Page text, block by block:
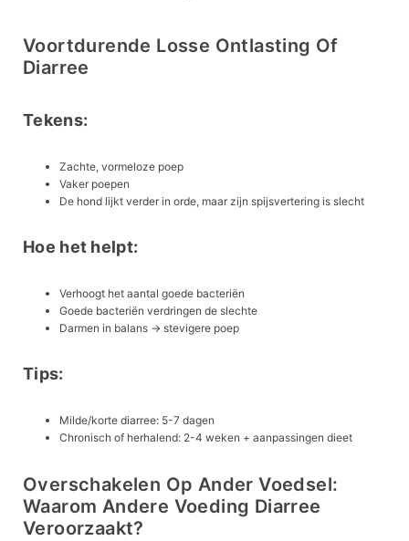
Voortdurende Losse Ontlasting Of
Diarree
Tekens:
Zachte, vormeloze poep
Vaker poepen
De hond lijkt verder in orde, maar zijn spijsvertering is slecht
Hoe het helpt:
Verhoogt het aantal goede bacteriën
Goede bacteriën verdringen de slechte
Darmen in balans → stevigere poep
Tips:
Milde/korte diarree: 5-7 dagen
Chronisch of herhalend: 2-4 weken + aanpassingen dieet
Overschakelen Op Ander Voedsel:
Waarom Andere Voeding Diarree
Veroorzaakt?